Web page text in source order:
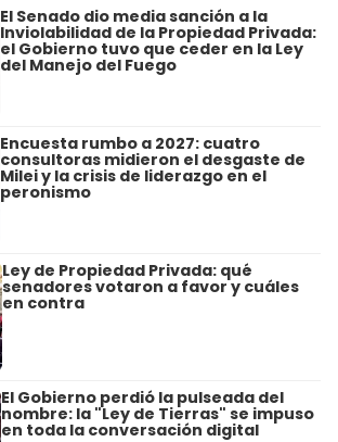
El Senado dio media sanción a la
Inviolabilidad de la Propiedad Privada:
el Gobierno tuvo que ceder en la Ley
del Manejo del Fuego
Encuesta rumbo a 2027: cuatro
consultoras midieron el desgaste de
Milei y la crisis de liderazgo en el
peronismo
Ley de Propiedad Privada: qué
senadores votaron a favor y cuáles
en contra
El Gobierno perdió la pulseada del
nombre: la "Ley de Tierras" se impuso
en toda la conversación digital